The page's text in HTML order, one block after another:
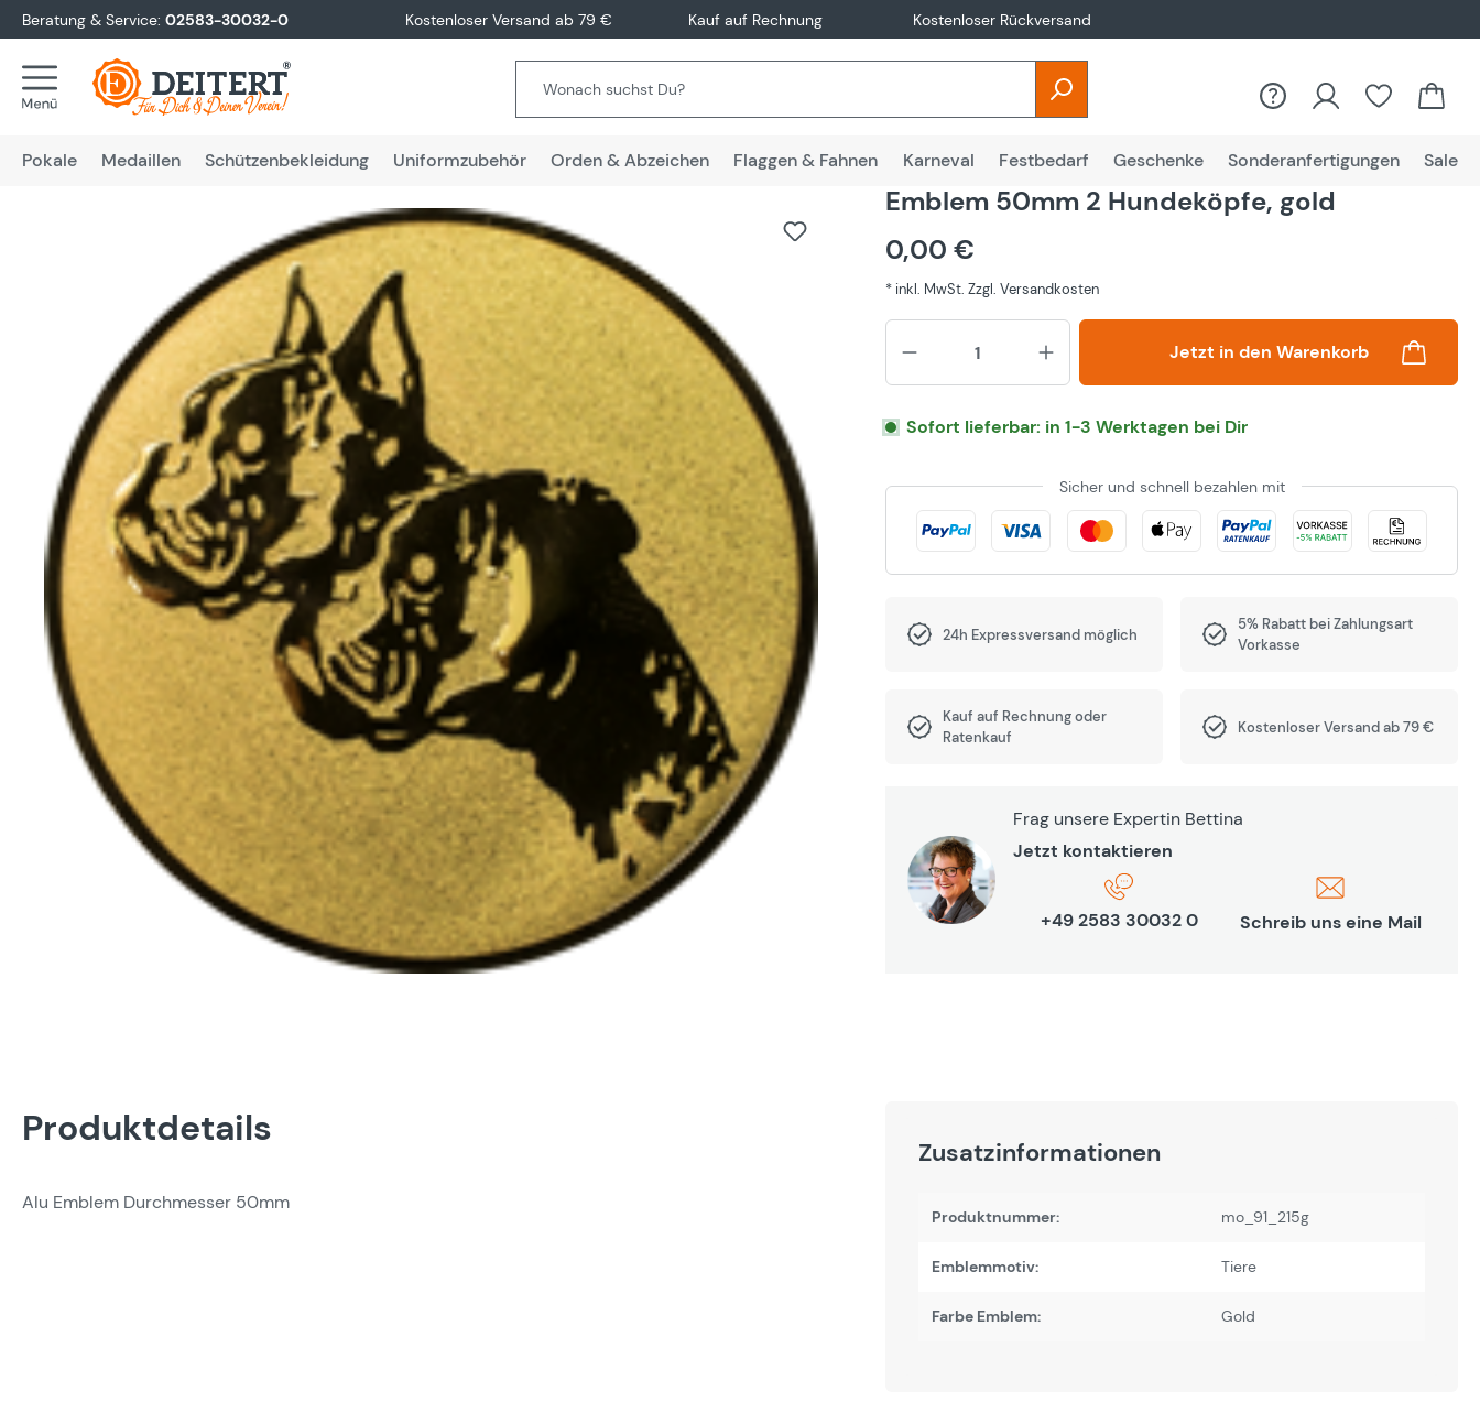
Zur Hauptnavigation springen
Beratung & Service: 02583-30032-0 Kostenloser Versand ab 79 € Kauf auf Rechnung Kostenloser Rückversand
Pokale Medaillen Schützenbekleidung Uniformzubehör Orden & Abzeichen Flaggen & Fahnen Karneval Festbedarf Geschenke Sonderanfertigungen Sale
Emblem 50mm 2 Hundeköpfe, gold
0,00 €
* inkl. MwSt. Zzgl. Versandkosten
Produkt Anzahl: Gib den
Jetzt in den Warenkorb
Sofort lieferbar: in 1-3 Werktagen bei Dir
Sicher und schnell bezahlen mit
24h Expressversand möglich
5% Rabatt bei Zahlungsart
Vorkasse
Kauf auf Rechnung oder
Ratenkauf
Kostenloser Versand ab 79 €
Frag unsere Expertin Bettina
Jetzt kontaktieren
+49 2583 30032 0 Schreib uns eine Mail
Produktdetails
Alu Emblem Durchmesser 50mm
Zusatzinformationen
Produktnummer: mo_91_215g
Emblemmotiv: Tiere
Farbe Emblem: Gold